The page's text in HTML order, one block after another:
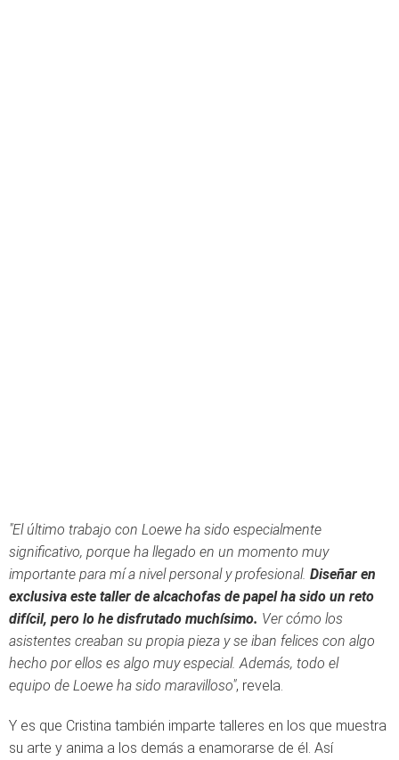
"El último trabajo con Loewe ha sido especialmente
significativo, porque ha llegado en un momento muy
importante para mí a nivel personal y profesional. Diseñar en
exclusiva este taller de alcachofas de papel ha sido un reto
difícil, pero lo he disfrutado muchísimo. Ver cómo los
asistentes creaban su propia pieza y se iban felices con algo
hecho por ellos es algo muy especial. Además, todo el
equipo de Loewe ha sido maravilloso", revela.
Y es que Cristina también imparte talleres en los que muestra
su arte y anima a los demás a enamorarse de él. Así